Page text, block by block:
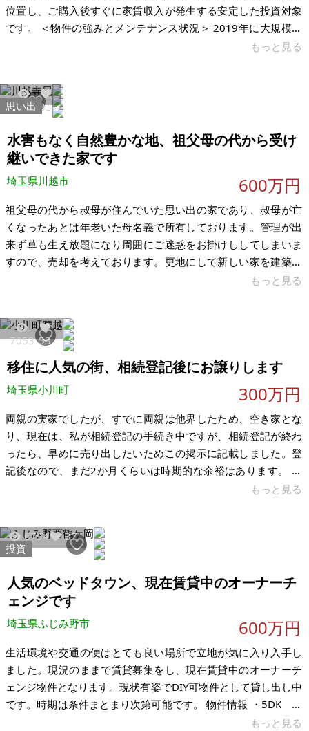
位置し、ご購入後すぐに家賃収入が発生する安定した投資対象
です。 ＜物件の強みとメンテナンス状況＞ 2019年に大規模な
リノベーションを実施済みです。特に重要な水回りは専門業者
ますが、生活に必要な設備・内装は一通り一新されており、清
潔感のある空間になっています。 ＜賃貸運営の状況＞ 現在は
「ペット可」として募集・成約しており、一般的な戸建賃貸よ
りも高い需要を確保
もっと見る
12925 33
思い出
水害もなく自然豊かな地、祖父母の代から受け
継いできた家です
埼玉県川越市 600万円
祖父母の代から叔母が住んでいた思い出の家であり、叔母が亡
くなったあとは年老いた母名義で所有しております。管理が出
来ず草も生え放題になり周囲にご迷惑をお掛けししてしまいま
すので、売却を考えております。更地にして新しい家を建築頂
いたり、スケルトンでフルリフォームして頂いたり、使い方は
す。家は昭和46年築の年代ものの昔ながらの戸建てなので、建
て替えるか、昔ながらの良さを活かして今風にフルリフォーム
するかなど有効に活用頂きたいです。 【物件概要】※古屋付土
地 場所：埼玉県川越市寺尾 土
もっと見る
7053 53
移住に人気の街、相続登記後にお譲りします
埼玉県小川町 300万円
両親の実家でしたが、すでに両親は他界したため、空き家とな
り、現在は、私が相続登記の手続き中ですが、相続登記が終わ
ったら、早めに売り出したいためこの掲示に記載しました。登
記後なので、まだ2か月くらいは時期的な余裕はあります。 埼
玉県小川町は移住希望者が多い人気の町です。物件は小さい切
木造2階建て 現況：空き家 希望価格：300万円 ※現状有姿、お
よび公簿売買でのお取引きとなります。
もっと見る
6794
37
投資
人気のベッドタウン、現在賃貸中のオーナーチ
ェンジです
埼玉県ふじみ野市 600万円
生活環境や交通の便はとても良い場所で立地が気に入り入手し
ました。現況のままで賃貸募集をし、現在賃貸中のオーナーチ
ェンジ物件となります。現状有姿でDIY可物件として貸し出し中
です。時期は条件まとまり次第可能です。 物件情報 ・5DK 角
地 ・人気の住宅地です。 ・小学校、中学校や、コンビニ、スー
もっと見る